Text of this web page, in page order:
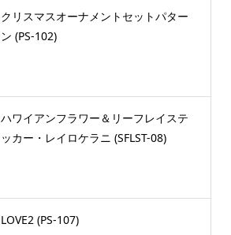
クリスマスオーナメントセットパター
ン (PS-102)
ハワイアンフラワー＆リーフレイステ
ッカー・レイロケラニ (SFLST-08)
LOVE2 (PS-107)